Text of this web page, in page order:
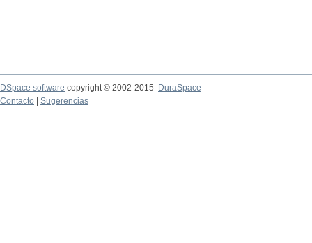
DSpace software copyright © 2002-2015
DuraSpace
Contacto
Sugerencias